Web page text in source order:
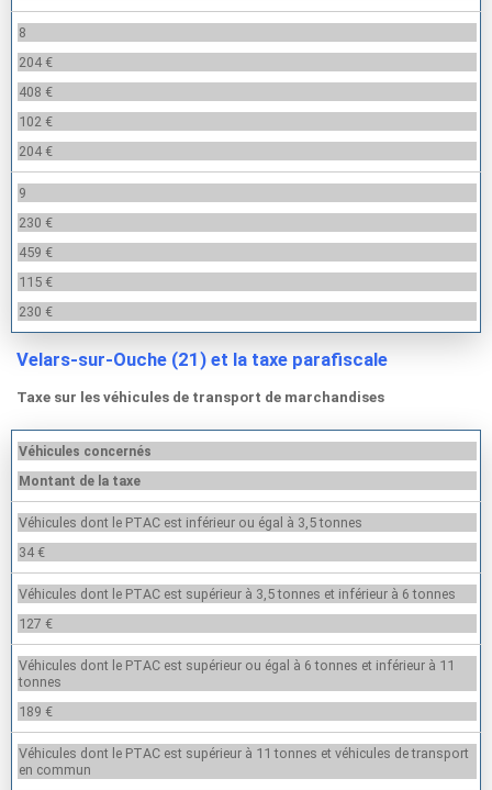
8
204 €
408 €
102 €
204 €
9
230 €
459 €
115 €
230 €
Velars-sur-Ouche (21) et la taxe parafiscale
Taxe sur les véhicules de transport de marchandises
Véhicules concernés
Montant de la taxe
Véhicules dont le PTAC est inférieur ou égal à 3,5 tonnes
34 €
Véhicules dont le PTAC est supérieur à 3,5 tonnes et inférieur à 6 tonnes
127 €
Véhicules dont le PTAC est supérieur ou égal à 6 tonnes et inférieur à 11
tonnes
189 €
Véhicules dont le PTAC est supérieur à 11 tonnes et véhicules de transport
en commun